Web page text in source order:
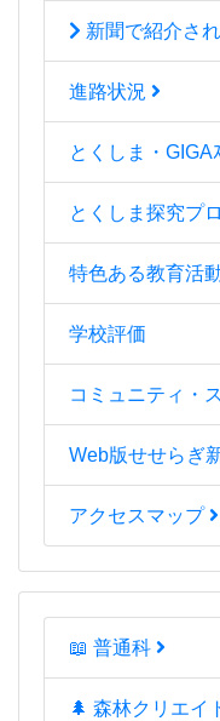
新聞で紹介さ
進路状況
とくしま・GIGA
とくしま探究プ
特色ある教育活
学校評価
コミュニティ・
Web版せせらぎ
アクセスマップ
📖 普通科
🌲 森林クリエイ